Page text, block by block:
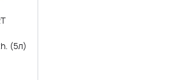
(5л)